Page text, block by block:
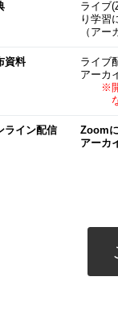
ライブ
り学習
（アー
資料
ライブ
アーカ
※開催
なお
ライン配信 Zoom
アーカ